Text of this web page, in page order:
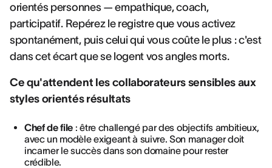
orientés personnes — empathique, coach,
participatif. Repérez le registre que vous activez
spontanément, puis celui qui vous coûte le plus : c'est
dans cet écart que se logent vos angles morts.
Ce qu'attendent les collaborateurs sensibles aux
styles orientés résultats
Chef de file : être challengé par des objectifs ambitieux,
avec un modèle exigeant à suivre. Son manager doit
incarner le succès dans son domaine pour rester
crédible.